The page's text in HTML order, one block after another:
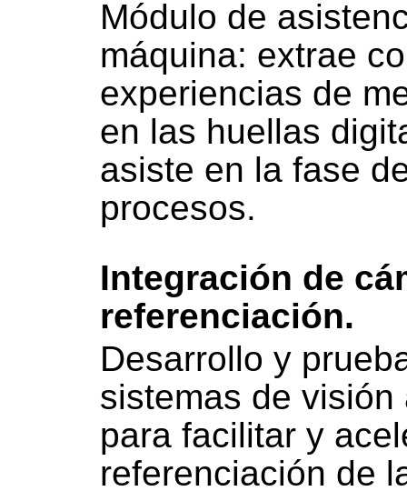
Módulo de
máquina: extrae
experiencias de
en las huellas
asiste en la fase
procesos.
Integración de
referenciación.
Desarrollo y
sistemas de
para facilitar y
referenciación de